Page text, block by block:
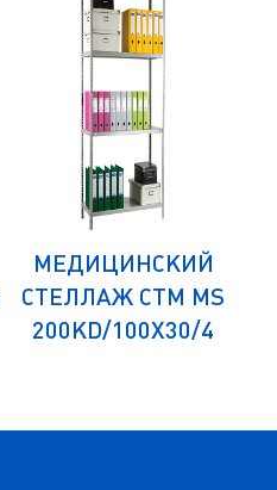
МЕДИЦИНСКИЙ
СТЕЛЛАЖ СТМ MS
200KD/100Х30/4